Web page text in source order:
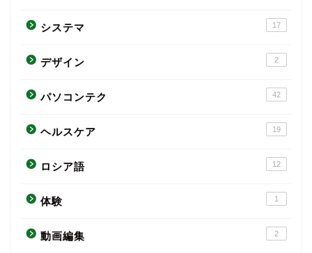
システマ 17
デザイン 2
パソコンテク 42
ヘルスケア 19
ロシア語 12
体験 1
動画編集 2